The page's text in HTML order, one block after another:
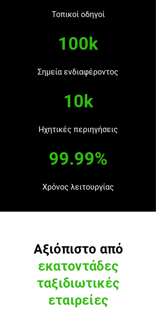
Τοπικοί οδηγοί
100k
Σημεία ενδιαφέροντος
10k
Ηχητικές περιηγήσεις
99.99%
Χρόνος λειτουργίας
Αξιόπιστο από
εκατοντάδες
ταξιδιωτικές
εταιρείες